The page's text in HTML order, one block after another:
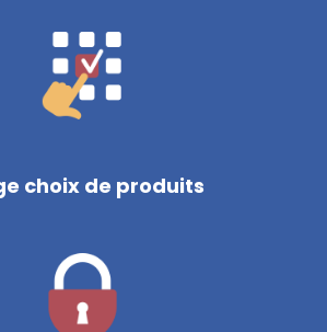
choix de produits